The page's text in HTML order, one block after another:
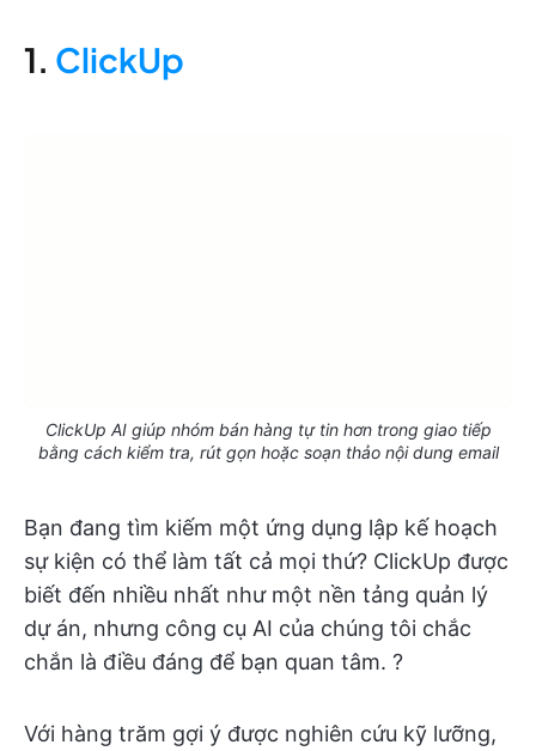
1. ClickUp
ClickUp AI giúp nhóm bán hàng tự tin hơn trong giao tiếp
bằng cách kiểm tra, rút gọn hoặc soạn thảo nội dung email
Bạn đang tìm kiếm một ứng dụng lập kế hoạch
sự kiện có thể làm tất cả mọi thứ? ClickUp được
biết đến nhiều nhất như một nền tảng quản lý
dự án, nhưng công cụ AI của chúng tôi chắc
chắn là điều đáng để bạn quan tâm. ?
Với hàng trăm gợi ý được nghiên cứu kỹ lưỡng,